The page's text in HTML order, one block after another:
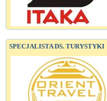
SPECJALISTA DS. TURYSTYKI